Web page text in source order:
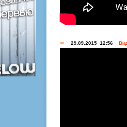
29.09.2015 12:56